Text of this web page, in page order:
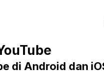
di Android dan